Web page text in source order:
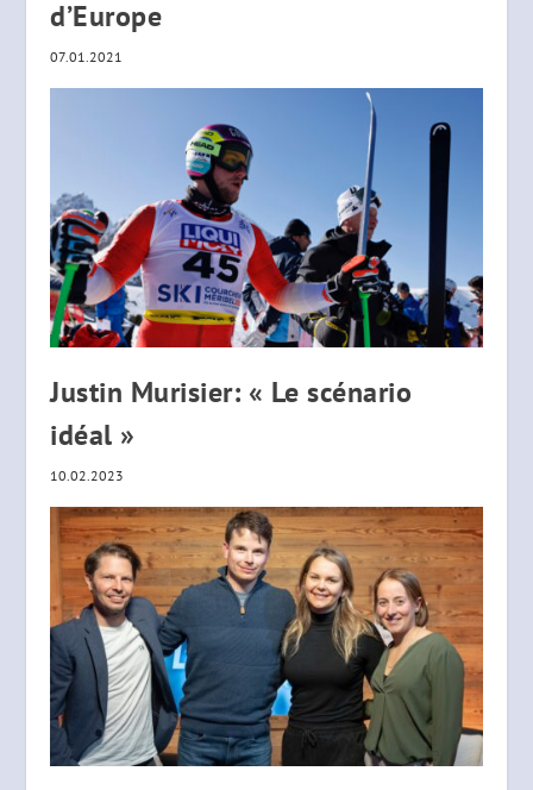
d’Europe
07.01.2021
Justin Murisier: « Le scénario
idéal »
10.02.2023